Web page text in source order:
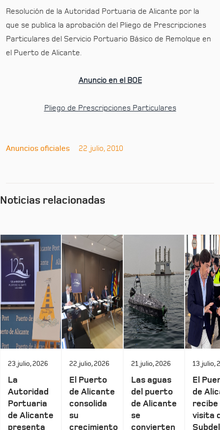
Resolución de la Autoridad Portuaria de Alicante por la
que se publica la aprobación del Pliego de Prescripciones
Particulares del Servicio Portuario Básico de Remolque en
el Puerto de Alicante.
Anuncio en el BOE
Pliego de Prescripciones Particulares
Anuncios oficiales 22 julio, 2010
Noticias relacionadas
23 julio, 2026
La
Autoridad
Portuaria
de Alicante
presenta
22 julio, 2026
El Puerto
de Alicante
consolida
su
crecimiento
21 julio, 2026
Las aguas
del puerto
de Alicante
se
convierten
13 julio,
El
de
recibe
visita